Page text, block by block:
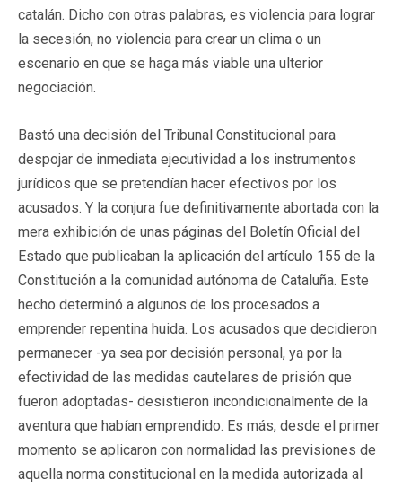
catalán. Dicho con otras palabras, es violencia para lograr
la secesión, no violencia para crear un clima o un
escenario en que se haga más viable una ulterior
negociación.
Bastó una decisión del Tribunal Constitucional para
despojar de inmediata ejecutividad a los instrumentos
jurídicos que se pretendían hacer efectivos por los
acusados. Y la conjura fue definitivamente abortada con la
mera exhibición de unas páginas del Boletín Oficial del
Estado que publicaban la aplicación del artículo 155 de la
Constitución a la comunidad autónoma de Cataluña. Este
hecho determinó a algunos de los procesados a
emprender repentina huida. Los acusados que decidieron
permanecer -ya sea por decisión personal, ya por la
efectividad de las medidas cautelares de prisión que
fueron adoptadas- desistieron incondicionalmente de la
aventura que habían emprendido. Es más, desde el primer
momento se aplicaron con normalidad las previsiones de
aquella norma constitucional en la medida autorizada al